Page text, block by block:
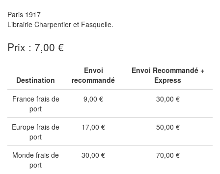
Paris 1917
Librairie Charpentier et Fasquelle.
Prix : 7,00 €
Destination
Envoi
recommandé
Envoi Recommandé +
Express
France frais de
port
9,00 € 30,00 €
Europe frais de
port
17,00 € 50,00 €
Monde frais de
port
30,00 € 70,00 €